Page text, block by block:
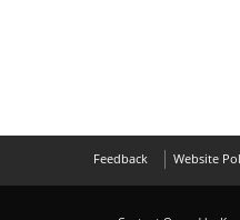
Feedback Website